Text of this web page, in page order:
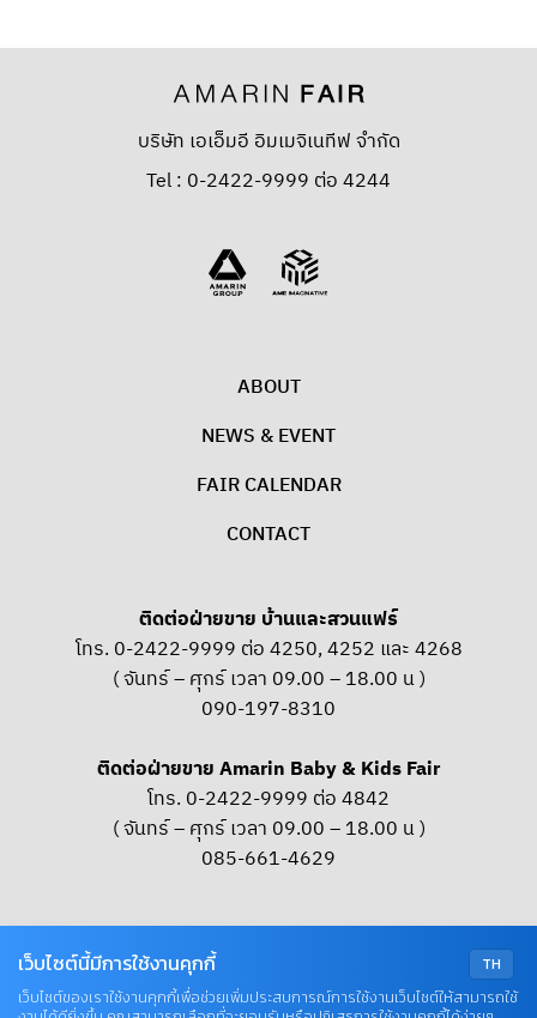
บริษัท เอเอ็มอี อิมเมจิเนทีฟ จำกัด
Tel : 0-2422-9999 ต่อ 4244
ABOUT
NEWS & EVENT
FAIR CALENDAR
CONTACT
ติดต่อฝ่ายขาย บ้านและสวนแฟร์
โทร. 0-2422-9999 ต่อ 4250, 4252 และ 4268
( จันทร์ – ศุกร์ เวลา 09.00 – 18.00 น )
090-197-8310
ติดต่อฝ่ายขาย Amarin Baby & Kids Fair
โทร. 0-2422-9999 ต่อ 4842
( จันทร์ – ศุกร์ เวลา 09.00 – 18.00 น )
085-661-4629
TH
เว็บไซต์นี้มีการใช้งานคุกกี้
เว็บไซต์ของเราใช้งานคุกกี้เพื่อช่วยเพิ่มประสบการณ์การใช้งานเว็บไซต์ให้สามารถใช้